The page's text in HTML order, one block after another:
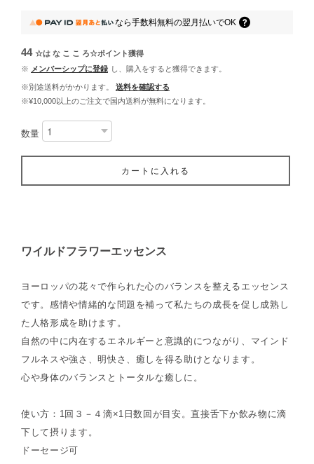
なら手数料無料の翌月払いでOK
44 ☆は な こ こ ろ☆ポイント獲得
※ メンバーシップに登録 し、購入をすると獲得できます。
※別途送料がかかります。
送料を確認する
※¥10,000以上のご注文で国内送料が無料になります。
数量
カートに入れる
ワイルドフラワーエッセンス
ヨーロッパの花々で作られた心のバランスを整えるエッセンス
です。感情や情緒的な問題を補って私たちの成長を促し成熟し
た人格形成を助けます。
自然の中に内在するエネルギーと意識的につながり、マインド
フルネスや強さ、明快さ、癒しを得る助けとなります。
心や身体のバランスとトータルな癒しに。
使い方：1回３－４滴×1日数回が目安。直接舌下か飲み物に滴
下して摂ります。
ドーセージ可